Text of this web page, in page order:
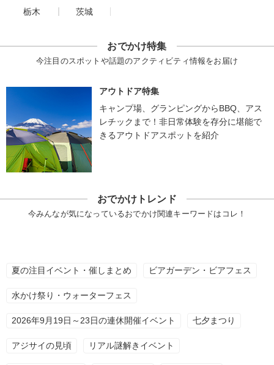
栃木
茨城
おでかけ特集
今注目のスポットや話題のアクティビティ情報をお届け
アウトドア特集
キャンプ場、グランピングからBBQ、アス
レチックまで！非日常体験を存分に堪能で
きるアウトドアスポットを紹介
おでかけトレンド
今みんなが気になっているおでかけ関連キーワードはコレ！
夏の注目イベント・催しまとめ ビアガーデン・ビアフェス
水かけ祭り・ウォーターフェス
2026年9月19日～23日の連休開催イベント 七夕まつり
アジサイの見頃 リアル謎解きイベント